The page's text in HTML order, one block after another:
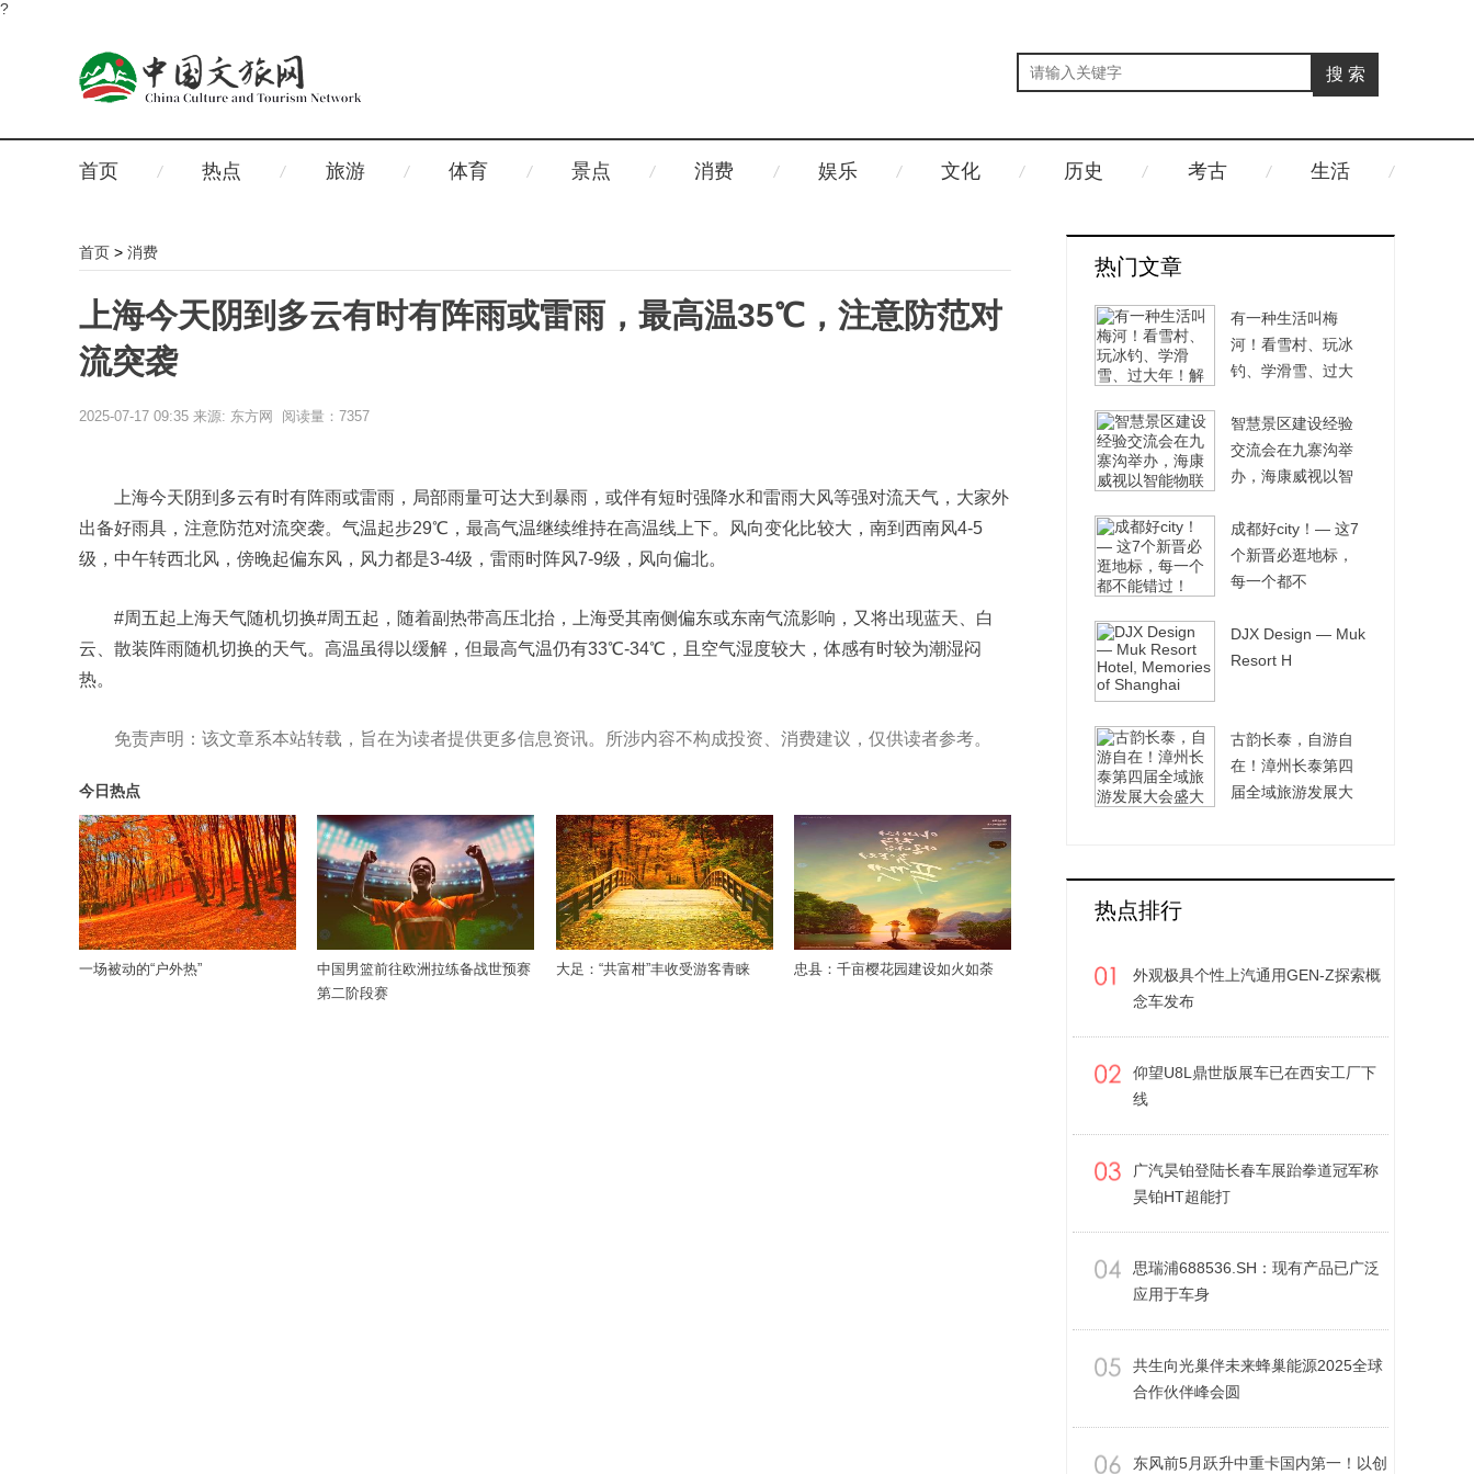
?
首页 热点 旅游 体育 景点 消费 娱乐 文化 历史 考古 生活
首页 > 消费
上海今天阴到多云有时有阵雨或雷雨，最高温35℃，注意防范对
流突袭
2025-07-17 09:35 来源: 东方网 阅读量：7357
上海今天阴到多云有时有阵雨或雷雨，局部雨量可达大到暴雨，或伴有短时强降水和雷雨大风等强对流天气，大家外
出备好雨具，注意防范对流突袭。气温起步29℃，最高气温继续维持在高温线上下。风向变化比较大，南到西南风4-5
级，中午转西北风，傍晚起偏东风，风力都是3-4级，雷雨时阵风7-9级，风向偏北。
#周五起上海天气随机切换#周五起，随着副热带高压北抬，上海受其南侧偏东或东南气流影响，又将出现蓝天、白
云、散装阵雨随机切换的天气。高温虽得以缓解，但最高气温仍有33℃-34℃，且空气湿度较大，体感有时较为潮湿闷
热。
免责声明：该文章系本站转载，旨在为读者提供更多信息资讯。所涉内容不构成投资、消费建议，仅供读者参考。
今日热点
一场被动的“户外热”
中国男篮前往欧洲拉练备战世预赛
第二阶段赛
大足：“共富柑”丰收受游客青睐 忠县：千亩樱花园建设如火如荼
热门文章
有一种生活叫梅
河！看雪村、玩冰
钓、学滑雪、过大
智慧景区建设经验
交流会在九寨沟举
办，海康威视以智
成都好city！— 这7
个新晋必逛地标，
每一个都不
DJX Design — Muk
Resort H
古韵长泰，自游自
在！漳州长泰第四
届全域旅游发展大
热点排行
外观极具个性上汽通用GEN-Z探索概
念车发布
仰望U8L鼎世版展车已在西安工厂下
线
广汽昊铂登陆长春车展跆拳道冠军称
昊铂HT超能打
思瑞浦688536.SH：现有产品已广泛
应用于车身
共生向光巢伴未来蜂巢能源2025全球
合作伙伴峰会圆
东风前5月跃升中重卡国内第一！以创